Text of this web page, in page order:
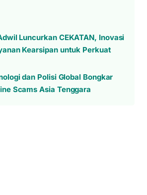
Luncurkan CEKATAN, Inovasi
Kearsipan untuk Perkuat
dan Polisi Global Bongkar
Scams Asia Tenggara